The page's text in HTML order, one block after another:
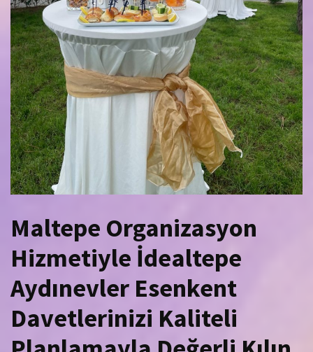
Maltepe Organizasyon
Hizmetiyle İdealtepe
Aydınevler Esenkent
Davetlerinizi Kaliteli